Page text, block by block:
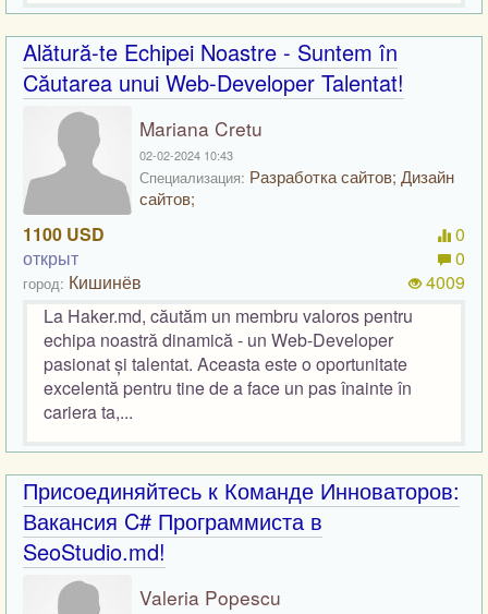
Alătură-te Echipei Noastre - Suntem în
Căutarea unui Web-Developer Talentat!
Mariana Cretu
02-02-2024 10:43
Специализация: Разработка сайтов; Дизайн
сайтов;
1100 USD
открыт
город: Кишинёв
0
0
4009
La Haker.md, căutăm un membru valoros pentru
echipa noastră dinamică - un Web-Developer
pasionat și talentat. Aceasta este o oportunitate
excelentă pentru tine de a face un pas înainte în
cariera ta,...
Присоединяйтесь к Команде Инноваторов:
Вакансия C# Программиста в
SeoStudio.md!
Valeria Popescu